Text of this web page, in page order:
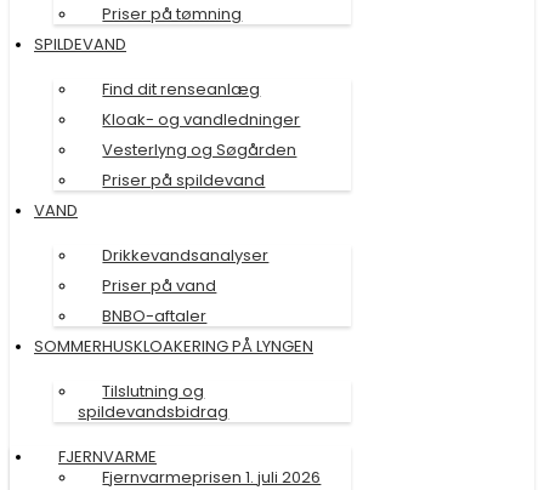
Priser på tømning
SPILDEVAND
Find dit renseanlæg
Kloak- og vandledninger
Vesterlyng og Søgården
Priser på spildevand
VAND
Drikkevandsanalyser
Priser på vand
BNBO-aftaler
SOMMERHUSKLOAKERING PÅ LYNGEN
Tilslutning og
spildevandsbidrag
FJERNVARME
Fjernvarmeprisen 1. juli 2026